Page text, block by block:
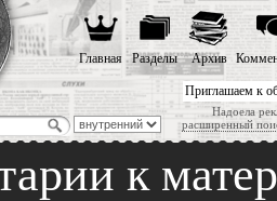
Приглашаем к
Надоела
расширенный
Главная Разделы Архив
к